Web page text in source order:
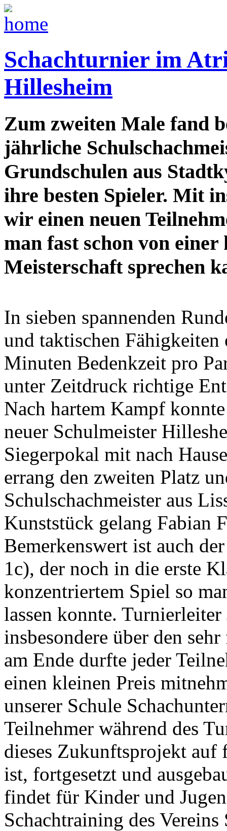
Schachturnier im
Hillesheim
Zum zweiten Male fand
jährliche
Grundschulen aus
ihre besten Spieler. Mit
wir einen neuen
man fast schon von
Meisterschaft sprechen
In sieben spannenden
und taktischen
Minuten Bedenkzeit pro
unter Zeitdruck richtige
Nach hartem Kampf
neuer Schulmeister
Siegerpokal mit nach
errang den zweiten Platz
Schulschachmeister aus
Kunststück gelang Fabian
Bemerkenswert ist auch
1c), der noch in die erste
konzentriertem Spiel so
lassen konnte.
insbesondere über den
am Ende durfte jeder
einen kleinen Preis
unserer Schule
Teilnehmer während des
dieses Zukunftsprojekt
ist, fortgesetzt und
findet für Kinder und
Schachtraining des